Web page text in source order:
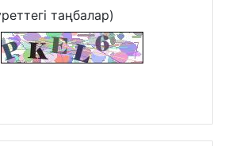
таңбалар)